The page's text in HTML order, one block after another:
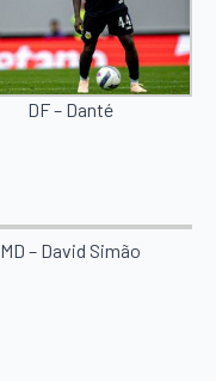
DF – Danté
MD – David Simão